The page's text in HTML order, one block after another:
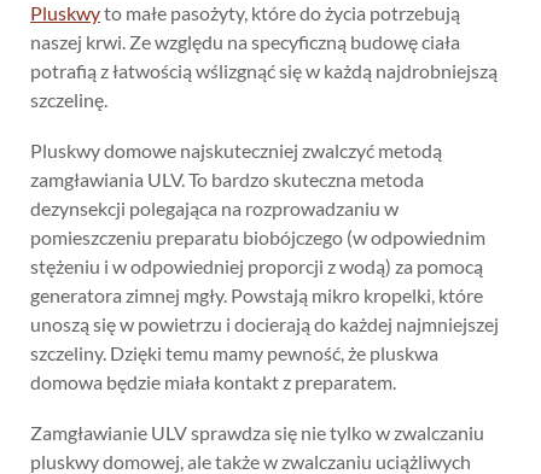
Pluskwyto małe pasożyty, które do życia potrzebują
naszej krwi. Ze względu na specyficzną budowę ciała
potrafią z łatwością wślizgnąć się w każdą najdrobniejszą
szczelinę.
Pluskwy domowe najskuteczniej zwalczyć metodą
zamgławiania ULV. To bardzo skuteczna metoda
dezynsekcji polegająca na rozprowadzaniu w
pomieszczeniu preparatu biobójczego (w odpowiednim
stężeniu i w odpowiedniej proporcji z wodą) za pomocą
generatora zimnej mgły. Powstają mikro kropelki, które
unoszą się w powietrzu i docierają do każdej najmniejszej
szczeliny. Dzięki temu mamy pewność, że pluskwa
domowa będzie miała kontakt z preparatem.
Zamgławianie ULV sprawdza się nie tylko w zwalczaniu
pluskwy domowej, ale także w zwalczaniu uciążliwych